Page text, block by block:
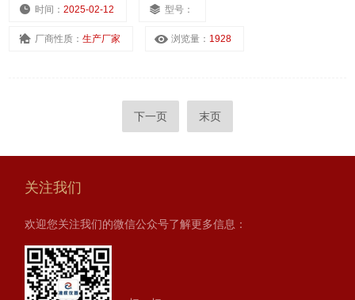
时间：2025-02-12 型号：
厂商性质：生产厂家 浏览量： 1928
下一页 末页
关注我们
欢迎您关注我们的微信公众号了解更多信息：